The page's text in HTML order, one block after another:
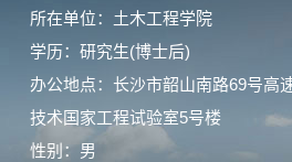
所在单位：土木工程学院
学历：研究生(博士后)
办公地点：长沙市韶山南路69号高
技术国家工程试验室5号楼
性别：男